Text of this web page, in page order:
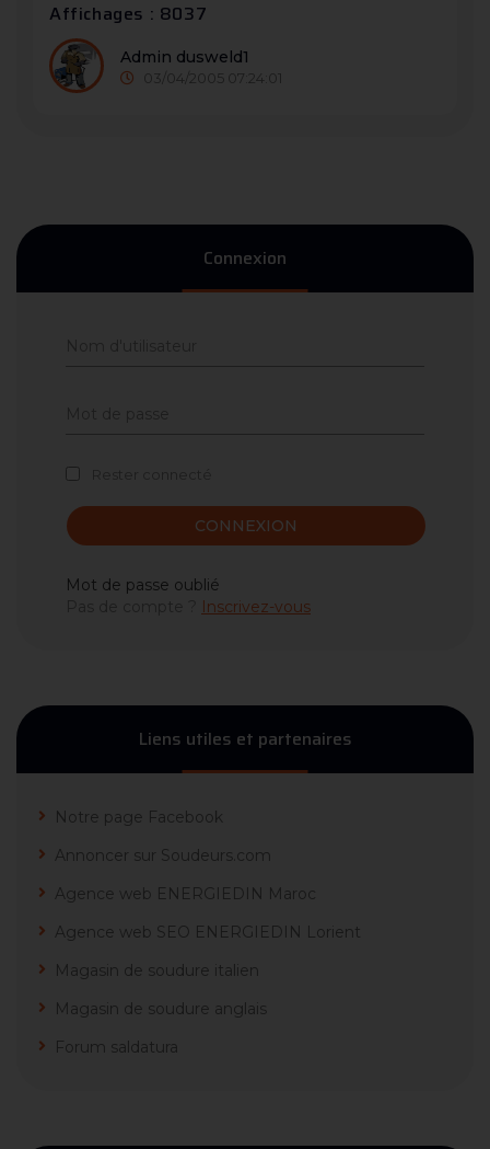
Affichages : 8037
Admin dusweld1
03/04/2005 07:24:01
Connexion
CONNEXION
Mot de passe oublié
Inscrivez-vous
Liens utiles et partenaires
Notre page Facebook
Annoncer sur Soudeurs.com
Agence web ENERGIEDIN Maroc
Agence web SEO ENERGIEDIN Lorient
Magasin de soudure italien
Magasin de soudure anglais
Forum saldatura